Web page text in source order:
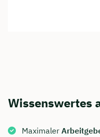
Wissenswertes
Maximaler